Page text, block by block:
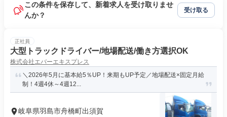
この条件を保存して、新着求人を受け取りませ
んか？
受け取る
正社員
大型トラックドライバー/地場配送/働き方選択OK
株式会社エバーエキスプレス
＼2026年5月に基本給5％UP！来期もUP予定／地場配送×固定月給
制！4週4休～4週12...
岐阜県羽島市舟橋町出須賀